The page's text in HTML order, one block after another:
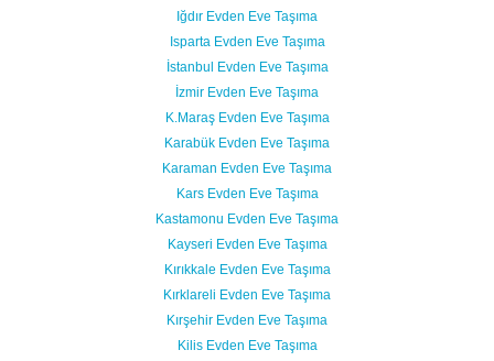
Iğdır Evden Eve Taşıma
Isparta Evden Eve Taşıma
İstanbul Evden Eve Taşıma
İzmir Evden Eve Taşıma
K.Maraş Evden Eve Taşıma
Karabük Evden Eve Taşıma
Karaman Evden Eve Taşıma
Kars Evden Eve Taşıma
Kastamonu Evden Eve Taşıma
Kayseri Evden Eve Taşıma
Kırıkkale Evden Eve Taşıma
Kırklareli Evden Eve Taşıma
Kırşehir Evden Eve Taşıma
Kilis Evden Eve Taşıma